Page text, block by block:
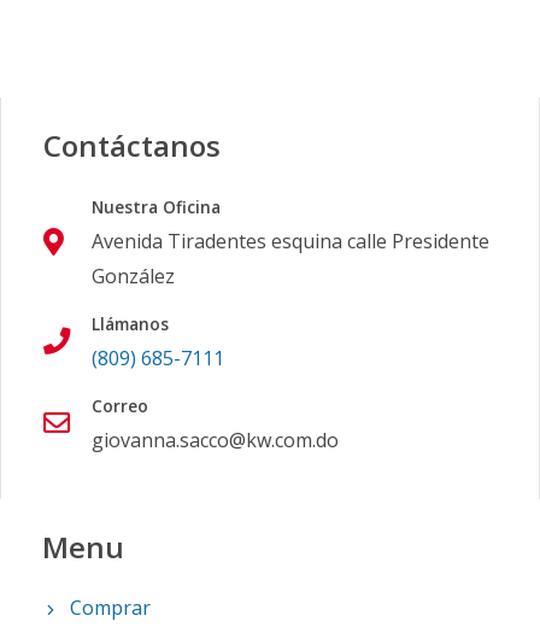
Contáctanos
Nuestra Oficina
Avenida Tiradentes esquina calle Presidente
González
Llámanos
(809) 685-7111
Correo
giovanna.sacco@kw.com.do
Menu
Comprar